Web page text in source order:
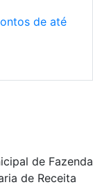
de até
de Fazenda
de Receita